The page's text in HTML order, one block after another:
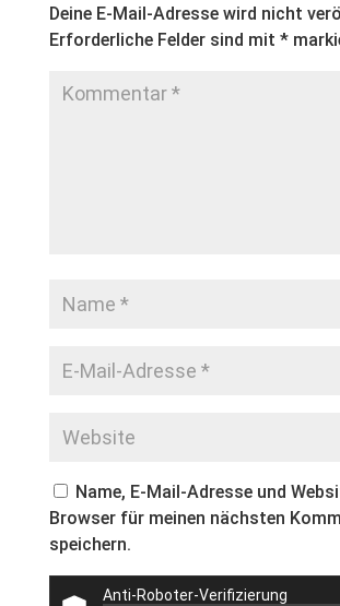
Deine E-Mail-Adresse wird nicht
Erforderliche Felder sind mit *
Name, E-Mail-Adresse und
Browser für meinen nächsten
speichern.
Anti-Roboter-Verifizierung